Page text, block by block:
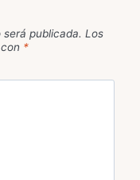
publicada. Los
*